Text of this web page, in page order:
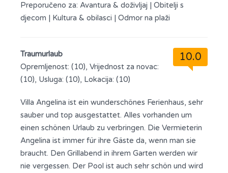
Preporučeno za: Avantura & doživljaj | Obitelji s
djecom | Kultura & obilasci | Odmor na plaži
10.0
Traumurlaub
Opremljenost: (10), Vrijednost za novac:
(10), Usluga: (10), Lokacija: (10)
Villa Angelina ist ein wunderschönes Ferienhaus, sehr
sauber und top ausgestattet. Alles vorhanden um
einen schönen Urlaub zu verbringen. Die Vermieterin
Angelina ist immer für ihre Gäste da, wenn man sie
braucht. Den Grillabend in ihrem Garten werden wir
nie vergessen. Der Pool ist auch sehr schön und wird